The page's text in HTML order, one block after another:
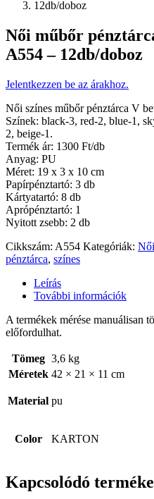
Női műbőr
A554 – 12db/doboz
Jelentkezzen be az árakhoz.
Női színes műbőr pénztárca V
Színek: black-3, red-2, blue-1,
2, beige-1.
Termék ár: 1300 Ft/db
Anyag: PU
Méret: 19 x 3 x 10 cm
Papírpénztartó: 3 db
Kártyatartó: 8 db
Aprópénztartó: 1
Nyitott zsebb: 2 db
Cikkszám: A554 Kategóriák: Női
pénztárca, színes
Leírás
További információk
A termékek mérése manuálisan
előfordulhat.
Tömeg 3,6 kg
Méretek 42 × 21 × 11 cm
Material pu
Color KARTON
Kapcsolódó